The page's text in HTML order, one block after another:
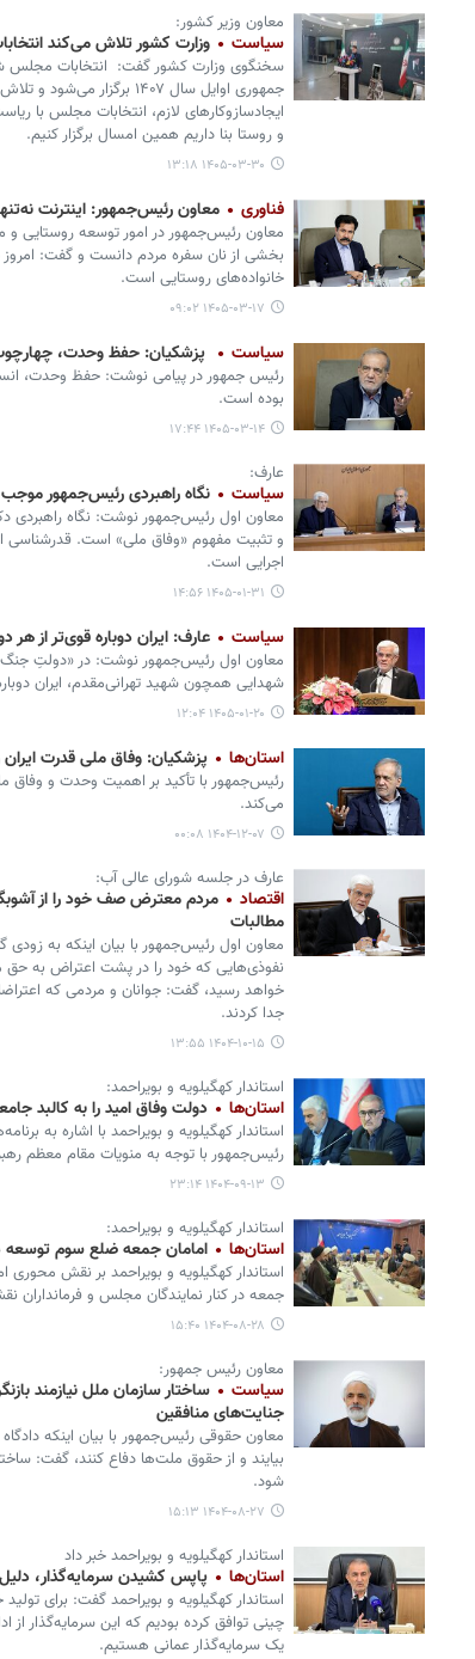
معاون وزیر کشور:
سیاست وزارت کشور تلاش می‌کند
جمهوری اوایل سال ۱۴۰۷
ایجادسازوکارهای لازم، انتخابات مجلس با
و روستا بنا داریم همین امسال برگزار کنیم.
۱۴۰۵-۰۳-۳۰ ۱۳:۱۸
فناوری معاون رئیس‌جمهور: اینترنت
معاون رئیس‌جمهور در امور توسعه روستایی و
بخشی از نان سفره مردم دانست و گفت:
خانواده‌های روستایی است.
۱۴۰۵-۰۳-۱۷ ۰۹:۰۲
سیاست پزشکیان: حفظ وحدت،
رئیس جمهور در پیامی نوشت: حفظ وحدت،
بوده است.
۱۴۰۵-۰۳-۱۴ ۱۷:۴۴
عارف:
سیاست نگاه راهبردی رئیس‌جمهور
معاون اول رئیس‌جمهور نوشت: نگاه راهبردی
و تثبیت مفهوم «وفاق ملی» است. قدرشناسی
اجرایی است.
۱۴۰۵-۰۱-۳۱ ۱۴:۵۶
سیاست عارف: ایران دوباره قوی‌تر از
معاون اول رئیس‌جمهور نوشت: در «دولتِ جنگ
شهدایی همچون شهید تهرانی‌مقدم، ایران
۱۴۰۵-۰۱-۲۰ ۱۲:۰۴
استان‌ها پزشکیان: وفاق ملی قدرت ایران
رئیس‌جمهور با تأکید بر اهمیت وحدت و وفاق
می‌کند.
۱۴۰۴-۱۲-۰۷ ۰۰:۰۸
عارف در جلسه شورای عالی آب:
اقتصاد
مردم معترض صف خود را از
مطالبات
معاون اول رئیس‌جمهور با بیان اینکه به
نفوذی‌هایی که خود را در پشت اعتراض به حق
خواهد رسید، گفت: جوانان و مردمی که
جدا کردند.
۱۴۰۴-۱۰-۱۵ ۱۳:۵۵
استاندار کهگیلویه و بویراحمد:
استان‌ها دولت وفاق امید را به کالبد
استاندار کهگیلویه و بویراحمد با اشاره به
رئیس‌جمهور با توجه به منویات مقام معظم
۱۴۰۴-۰۹-۱۳ ۲۳:۱۴
استاندار کهگیلویه و بویراحمد:
استان‌ها امامان جمعه ضلع سوم
استاندار کهگیلویه و بویراحمد بر نقش
جمعه در کنار نمایندگان مجلس و فرمانداران
۱۴۰۴-۰۸-۲۸ ۱۵:۴۰
معاون رئیس‌ جمهور:
سیاست
ساختار سازمان ملل نیازمند
جنایت‌های منافقین
معاون حقوقی رئیس‌جمهور با بیان اینکه
بیایند و از حقوق ملت‌ها دفاع کنند، گفت:
شود.
۱۴۰۴-۰۸-۲۷ ۱۵:۱۳
استاندار کهگیلویه و بویراحمد خبر داد
استان‌ها پاپس کشیدن سرمایه‌گذار،
استاندار کهگیلویه و بویراحمد گفت: برای
چینی توافق کرده بودیم که این سرمایه‌گذار
یک سرمایه‌گذار عمانی هستیم.